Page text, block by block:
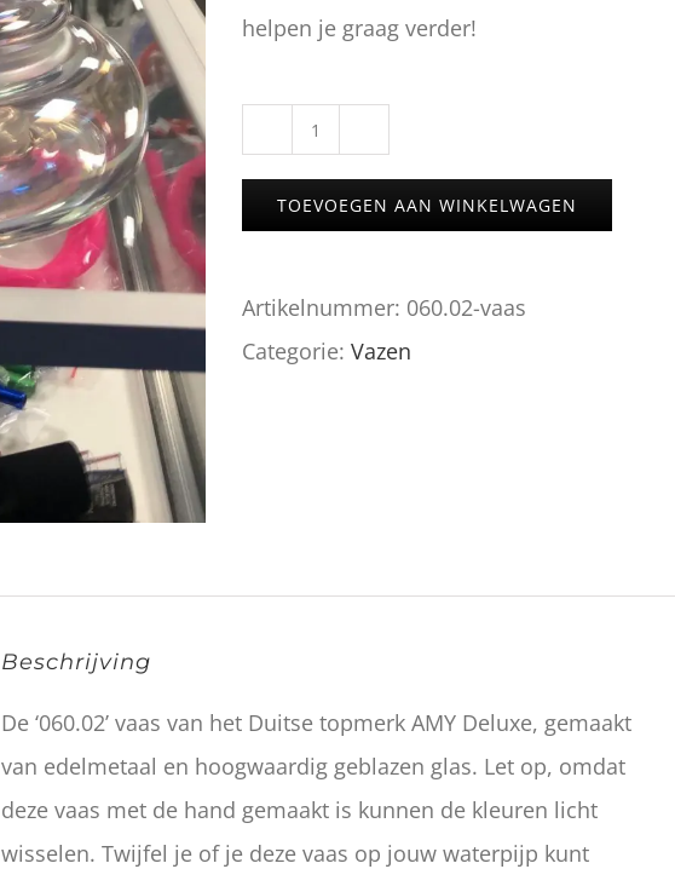
helpen je graag verder!
060.02
vaas
van
aantal
TOEVOEGEN AAN WINKELWAGEN
Artikelnummer: 060.02-vaas
Categorie: Vazen
Beschrijving
De ‘060.02’ vaas van het Duitse topmerk AMY Deluxe, gemaakt
van edelmetaal en hoogwaardig geblazen glas. Let op, omdat
deze vaas met de hand gemaakt is kunnen de kleuren licht
wisselen. Twijfel je of je deze vaas op jouw waterpijp kunt